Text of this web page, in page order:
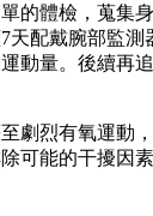
的體檢，蒐集
天配戴腕部監測
動量。後續再
劇烈有氧運動
可能的干擾因